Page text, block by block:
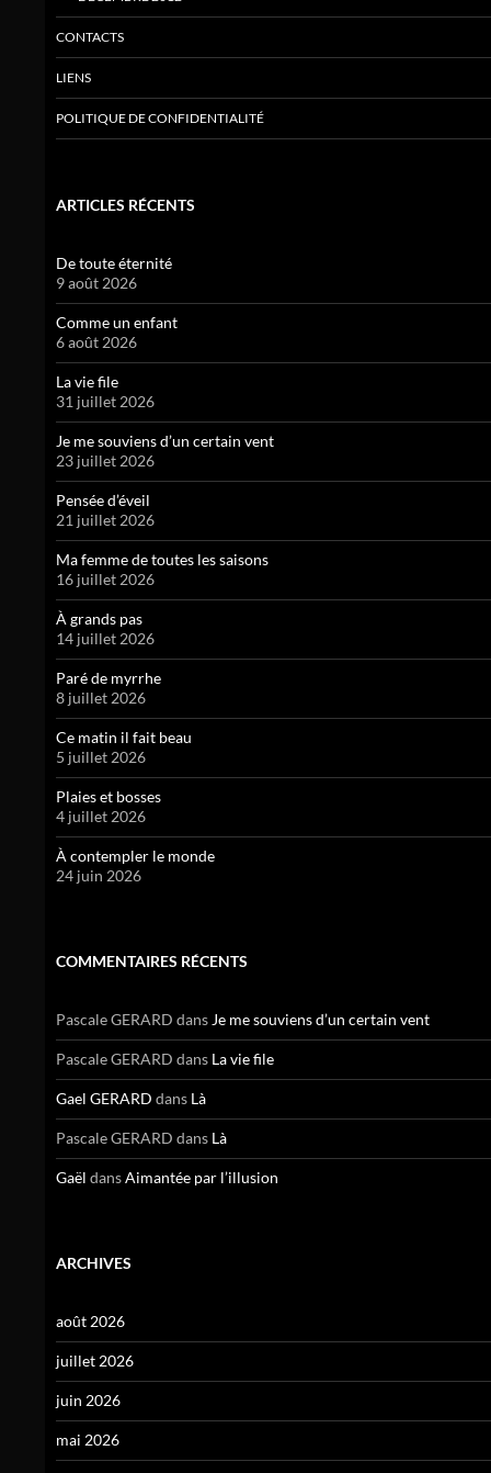
CONTACTS
LIENS
POLITIQUE DE CONFIDENTIALITÉ
ARTICLES RÉCENTS
De toute éternité
9 août 2026
Comme un enfant
6 août 2026
La vie file
31 juillet 2026
Je me souviens d’un certain vent
23 juillet 2026
Pensée d’éveil
21 juillet 2026
Ma femme de toutes les saisons
16 juillet 2026
À grands pas
14 juillet 2026
Paré de myrrhe
8 juillet 2026
Ce matin il fait beau
5 juillet 2026
Plaies et bosses
4 juillet 2026
À contempler le monde
24 juin 2026
COMMENTAIRES RÉCENTS
Pascale GERARD dans Je me souviens d’un certain vent
Pascale GERARD dans La vie file
Gael GERARD dans Là
Pascale GERARD dans Là
Gaël dansAimantée par l’illusion
ARCHIVES
août 2026
juillet 2026
juin 2026
mai 2026